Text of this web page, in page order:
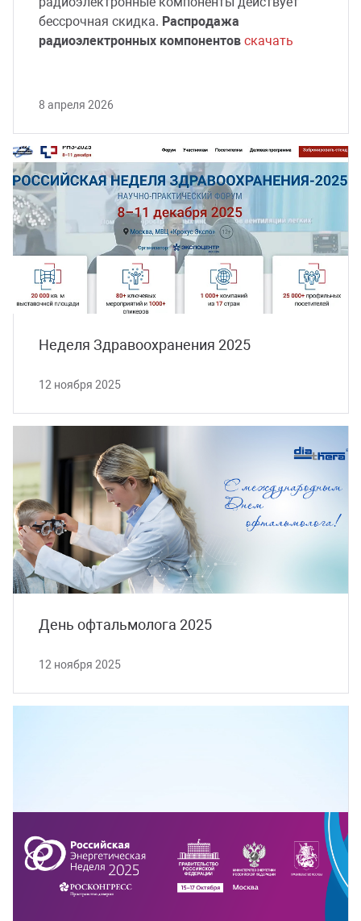
к медоборудованию
бессрочная скидка. Распродажа
радиоэлектронных компонентов скачать
8 апреля 2026
Неделя Здравоохранения 2025
12 ноября 2025
День офтальмолога 2025
12 ноября 2025